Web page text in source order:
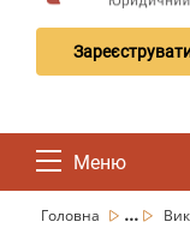
Меню
Головна ...